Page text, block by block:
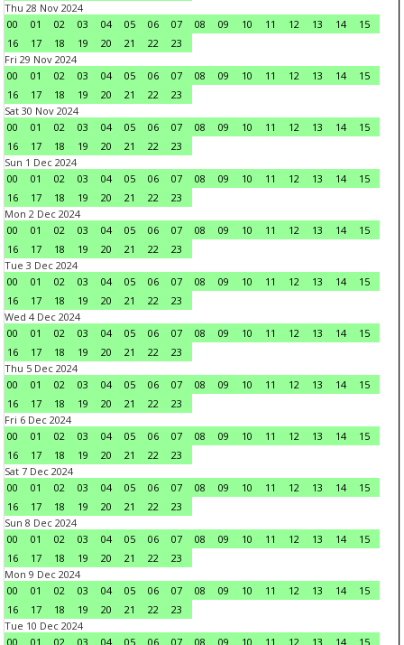
Thu 28 Nov 2024
00
01 02 03 04 05 06 07 08 09 10 11 12 13 14
15
16
17 18 19 20 21 22
23
Fri 29 Nov 2024
00
01 02 03 04 05 06 07 08 09 10 11 12 13 14
15
16
17 18 19 20 21 22
23
Sat 30 Nov 2024
00
01 02 03 04 05 06 07 08 09 10 11 12 13 14
15
16
17 18 19 20 21 22
23
Sun 1 Dec 2024
00
01 02 03 04 05 06 07 08 09 10 11 12 13 14
15
16
17 18 19 20 21 22
23
Mon 2 Dec 2024
00
01 02 03 04 05 06 07 08 09 10 11 12 13 14
15
16
17 18 19 20 21 22
23
Tue 3 Dec 2024
00
01 02 03 04 05 06 07 08 09 10 11 12 13 14
15
16
17 18 19 20 21 22
23
Wed 4 Dec 2024
00
01 02 03 04 05 06 07 08 09 10 11 12 13 14
15
16
17 18 19 20 21 22
23
Thu 5 Dec 2024
00
01 02 03 04 05 06 07 08 09 10 11 12 13 14
15
16
17 18 19 20 21 22
23
Fri 6 Dec 2024
00
01 02 03 04 05 06 07 08 09 10 11 12 13 14
15
16
17 18 19 20 21 22
23
Sat 7 Dec 2024
00
01 02 03 04 05 06 07 08 09 10 11 12 13 14
15
16
17 18 19 20 21 22
23
Sun 8 Dec 2024
00
01 02 03 04 05 06 07 08 09 10 11 12 13 14
15
16
17 18 19 20 21 22
23
Mon 9 Dec 2024
00
01 02 03 04 05 06 07 08 09 10 11 12 13 14
15
16
17 18 19 20 21 22
23
Tue 10 Dec 2024
00
01 02 03 04 05 06 07 08 09 10 11 12 13 14
15